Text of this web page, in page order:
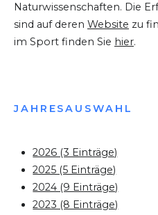
Naturwissenschaften. Die
sind auf deren Website zu
im Sport finden Sie hier.
JAHRESAUSWAHL
2026 (3 Einträge)
2025 (5 Einträge)
2024 (9 Einträge)
2023 (8 Einträge)